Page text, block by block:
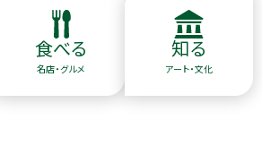
食べる
名店・グルメ
知る
アート・文化